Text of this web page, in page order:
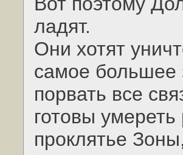
ладят.
Они хотят
самое большее
порвать все
готовы умереть
проклятье